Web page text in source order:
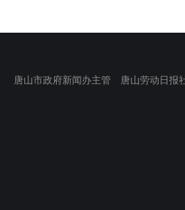
唐山市政府新闻办主管 唐山劳动日报